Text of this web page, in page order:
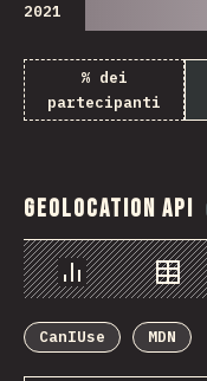
2021
% dei
partecipanti
Geolocation API
Grafico Dati
CanIUse
MDN